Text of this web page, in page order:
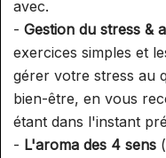
avec.
- Gestion du stress &
exercices simples et
gérer votre stress au
bien-être, en vous
étant dans l'instant
- L'aroma des 4 sens